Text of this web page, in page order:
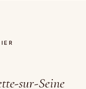
sur-Seine